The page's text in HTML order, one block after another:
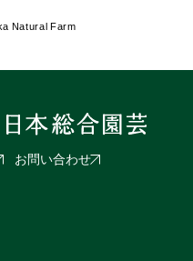
Natural Farm
お問い合わせ